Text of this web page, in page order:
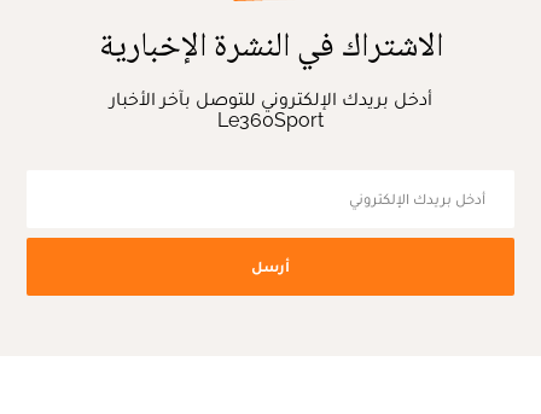
الاشتراك في النشرة الإخبارية
أدخل بريدك الإلكتروني للتوصل بآخر الأخبار
Le360Sport
أرسل